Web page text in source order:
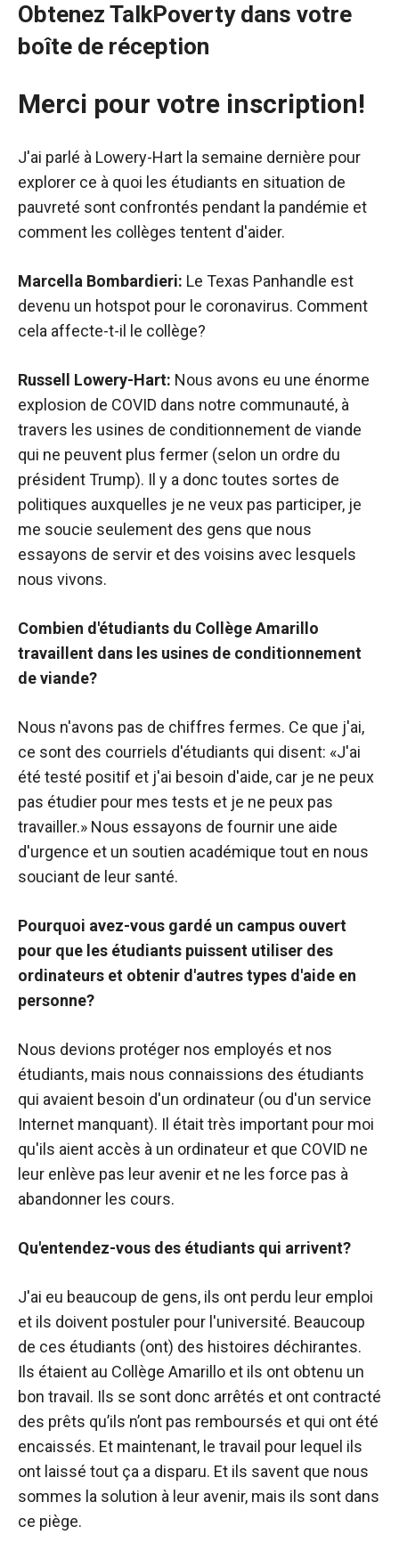
Obtenez TalkPoverty dans votre
boîte de réception
Merci pour votre inscription!
J'ai parlé à Lowery-Hart la semaine dernière pour
explorer ce à quoi les étudiants en situation de
pauvreté sont confrontés pendant la pandémie et
comment les collèges tentent d'aider.
Marcella Bombardieri: Le Texas Panhandle est
devenu un hotspot pour le coronavirus. Comment
cela affecte-t-il le collège?
Russell Lowery-Hart: Nous avons eu une énorme
explosion de COVID dans notre communauté, à
travers les usines de conditionnement de viande
qui ne peuvent plus fermer (selon un ordre du
président Trump). Il y a donc toutes sortes de
politiques auxquelles je ne veux pas participer, je
me soucie seulement des gens que nous
essayons de servir et des voisins avec lesquels
nous vivons.
Combien d'étudiants du Collège Amarillo
travaillent dans les usines de conditionnement
de viande?
Nous n'avons pas de chiffres fermes. Ce que j'ai,
ce sont des courriels d'étudiants qui disent: «J'ai
été testé positif et j'ai besoin d'aide, car je ne peux
pas étudier pour mes tests et je ne peux pas
travailler.» Nous essayons de fournir une aide
d'urgence et un soutien académique tout en nous
souciant de leur santé.
Pourquoi avez-vous gardé un campus ouvert
pour que les étudiants puissent utiliser des
ordinateurs et obtenir d'autres types d'aide en
personne?
Nous devions protéger nos employés et nos
étudiants, mais nous connaissions des étudiants
qui avaient besoin d'un ordinateur (ou d'un service
Internet manquant). Il était très important pour moi
qu'ils aient accès à un ordinateur et que COVID ne
leur enlève pas leur avenir et ne les force pas à
abandonner les cours.
Qu'entendez-vous des étudiants qui arrivent?
J'ai eu beaucoup de gens, ils ont perdu leur emploi
et ils doivent postuler pour l'université. Beaucoup
de ces étudiants (ont) des histoires déchirantes.
Ils étaient au Collège Amarillo et ils ont obtenu un
bon travail. Ils se sont donc arrêtés et ont contracté
des prêts qu’ils n’ont pas remboursés et qui ont été
encaissés. Et maintenant, le travail pour lequel ils
ont laissé tout ça a disparu. Et ils savent que nous
sommes la solution à leur avenir, mais ils sont dans
ce piège.